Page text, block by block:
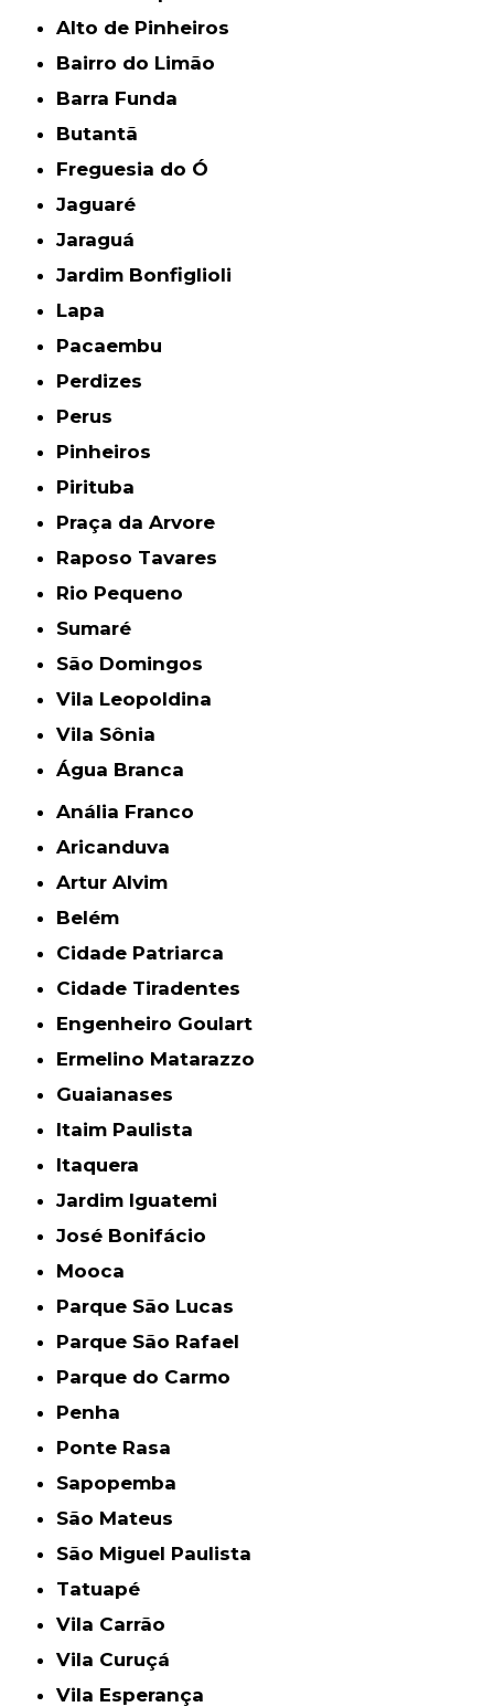
Alto de Pinheiros
Bairro do Limão
Barra Funda
Butantã
Freguesia do Ó
Jaguaré
Jaraguá
Jardim Bonfiglioli
Lapa
Pacaembu
Perdizes
Perus
Pinheiros
Pirituba
Praça da Arvore
Raposo Tavares
Rio Pequeno
Sumaré
São Domingos
Vila Leopoldina
Vila Sônia
Água Branca
Anália Franco
Aricanduva
Artur Alvim
Belém
Cidade Patriarca
Cidade Tiradentes
Engenheiro Goulart
Ermelino Matarazzo
Guaianases
Itaim Paulista
Itaquera
Jardim Iguatemi
José Bonifácio
Mooca
Parque São Lucas
Parque São Rafael
Parque do Carmo
Penha
Ponte Rasa
Sapopemba
São Mateus
São Miguel Paulista
Tatuapé
Vila Carrão
Vila Curuçá
Vila Esperança